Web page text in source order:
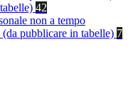
42
non a tempo
pubblicare in tabelle) 7